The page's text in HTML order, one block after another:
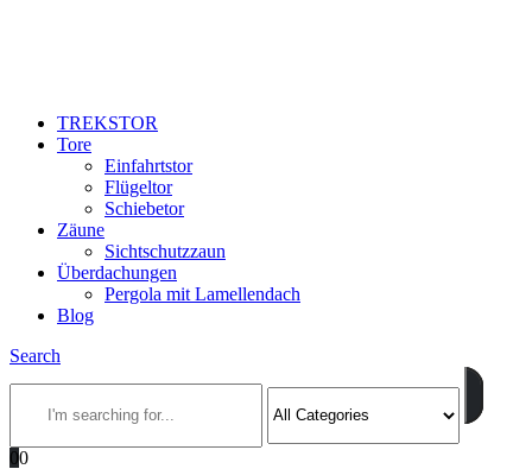
TREKSTOR
Tore
Einfahrtstor
Flügeltor
Schiebetor
Zäune
Sichtschutzzaun
Überdachungen
Pergola mit Lamellendach
Blog
Search
00